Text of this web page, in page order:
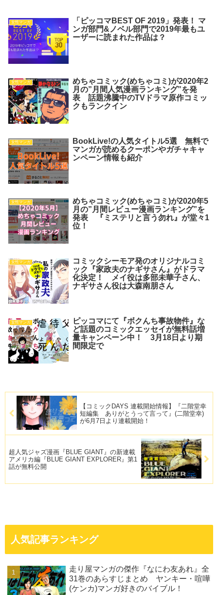
女性マンガ
「ピッコマBEST OF 2019」発表！ マ
ンガ部門&ノベル部門で2019年最もユ
ーザーに読まれた作品は？
女性マンガ
めちゃコミック(めちゃコミ)が2020年2
月の”月間人気漫画ランキング”を発
表 話題沸騰中のTVドラマ原作コミッ
クもランクイン
女性マンガ
BookLive!の人気タイトル5選 無料で
マンガが読めるクーポンやガチャキャ
ンペーン情報も紹介
女性マンガ
めちゃコミック(めちゃコミ)が2020年5
月の”月間レビュー漫画ランキング”を
発表 『ミステリと言う勿れ』が堂々1
位！
女性マンガ
コミックシーモア発のオリジナルコミ
ック『家政夫のナギサさん』がドラマ
化決定！ メイ役は多部未華子さん、
ナギサさん役は大森南朋さん
女性マンガ
ピッコマにて『ボクんち事故物件』な
ど話題のコミックエッセイが無料話増
量キャンペーン中！ 3月18日より期
間限定で
【コミックDAYS 連載開始情報】『二階堂幸
短編集 ありがとうって言って』(二階堂幸)
が6月7日より連載開始！
超人気ジャズ漫画『BLUE GIANT』の新連載
アメリカ編『BLUE GIANT EXPLORER』第1
話が無料公開
人気記事ランキング
走り屋マンガの傑作『なにわ友あれ』全
31巻のあらすじまとめ ヤンキー・喧嘩
(ケンカ)マンガ好きのバイブル！